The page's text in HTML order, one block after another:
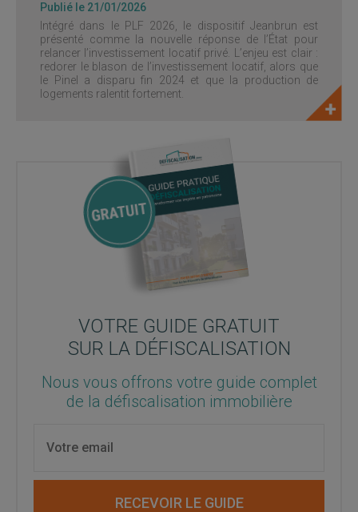
Publié le 21/01/2026
Intégré dans le PLF 2026, le dispositif Jeanbrun est
présenté comme la nouvelle réponse de l’État pour
relancer l’investissement locatif privé. L’enjeu est clair :
redorer le blason de l’investissement locatif, alors que
le Pinel a disparu fin 2024 et que la production de
logements ralentit fortement.
VOTRE GUIDE GRATUIT
SUR LA DÉFISCALISATION
Nous vous offrons votre guide complet
de la défiscalisation immobilière
RECEVOIR LE GUIDE